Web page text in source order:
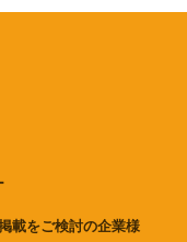
載をご検討の企業様